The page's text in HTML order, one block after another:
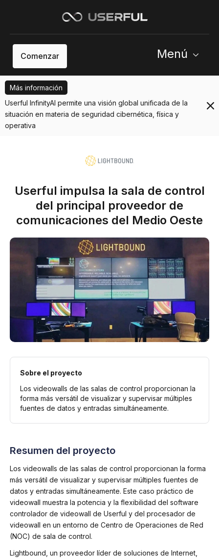
Comenzar Menú
Más información
Userful InfinityAI permite una visión global unificada de la
situación en materia de seguridad cibernética, física y
operativa
Userful impulsa la sala de control
del principal proveedor de
comunicaciones del Medio Oeste
Sobre el proyecto
Los videowalls de las salas de control proporcionan la
forma más versátil de visualizar y supervisar múltiples
fuentes de datos y entradas simultáneamente.
Resumen del proyecto
Los videowalls de las salas de control proporcionan la forma
más versátil de visualizar y supervisar múltiples fuentes de
datos y entradas simultáneamente. Este caso práctico de
videowall muestra la potencia y la flexibilidad del software
controlador de videowall de Userful y del procesador de
videowall en un entorno de Centro de Operaciones de Red
(NOC) de sala de control.
Lightbound, un proveedor líder de soluciones de Internet,